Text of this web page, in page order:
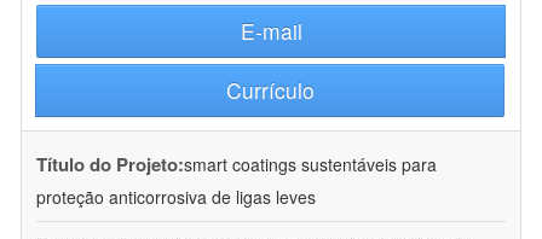
E-mail
Currículo
Título do Projeto:smart coatings sustentáveis para
proteção anticorrosiva de ligas leves